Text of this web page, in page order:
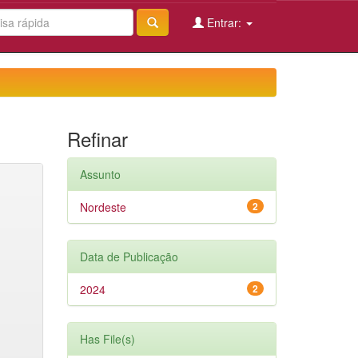
Entrar:
Refinar
Assunto
2
Nordeste
Data de Publicação
2
2024
Has File(s)